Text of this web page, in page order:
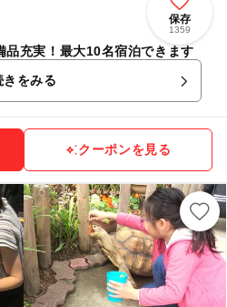
保存
1359
品充実！最大10名宿泊できます
きをみる
クーポンを見る